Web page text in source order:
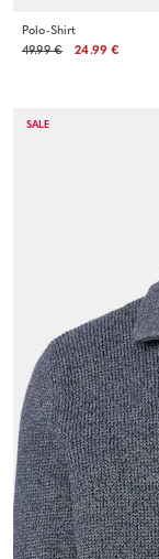
Polo-Shirt
49.99 €
24.99 €
SALE